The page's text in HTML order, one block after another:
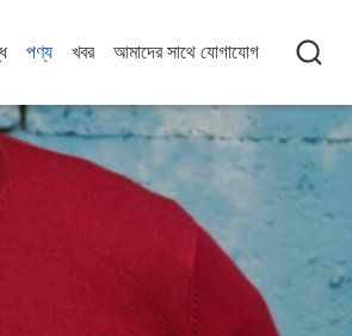
পণ্য খবর আমাদের সাথে যোগাযোগ